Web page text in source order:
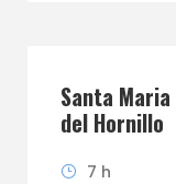
Santa
del Hornillo
7 h